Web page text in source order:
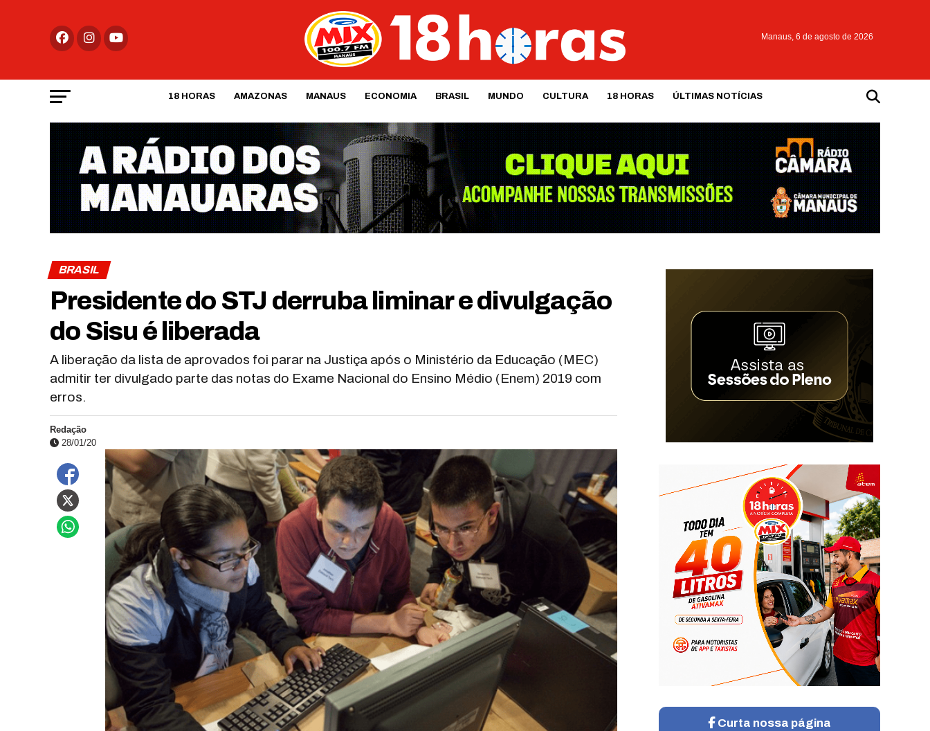
Manaus, 6 de agosto de 2026
18 HORAS AMAZONAS MANAUS ECONOMIA BRASIL MUNDO CULTURA 18 HORAS ÚLTIMAS NOTÍCIAS
BRASIL
Presidente do STJ derruba liminar e divulgação
do Sisu é liberada
A liberação da lista de aprovados foi parar na Justiça após o Ministério da Educação (MEC)
admitir ter divulgado parte das notas do Exame Nacional do Ensino Médio (Enem) 2019 com
erros.
Redação
28/01/20
Curta nossa página